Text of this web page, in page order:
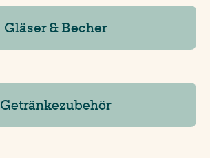
Gläser & Becher
Getränkezubehör